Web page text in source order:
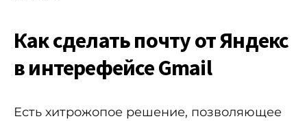
Как сделать почту от Яндекс
в интерефейсе Gmail
Есть хитрожопое решение, позволяющее